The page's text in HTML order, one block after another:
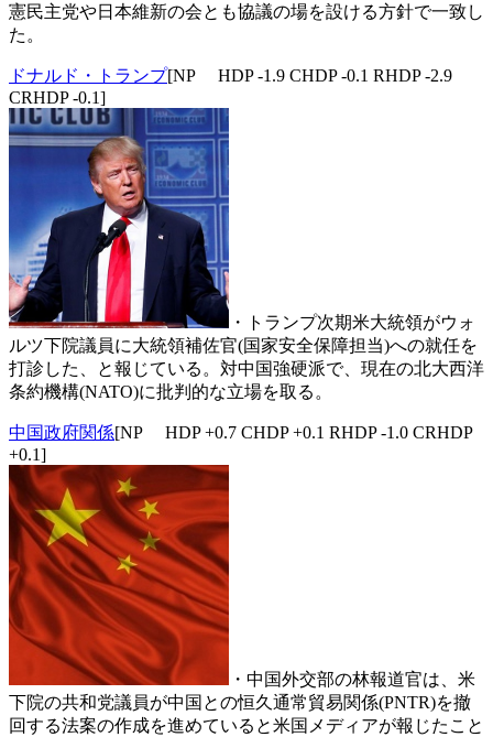
憲民主党や日本維新の会とも協議の場を設ける方針で一致し
た。
ドナルド・トランプ[NP HDP -1.9 CHDP -0.1 RHDP -2.9
CRHDP -0.1]
・トランプ次期米大統領がウォ
ルツ下院議員に大統領補佐官(国家安全保障担当)への就任を
打診した、と報じている。対中国強硬派で、現在の北大西洋
条約機構(NATO)に批判的な立場を取る。
中国政府関係[NP HDP +0.7 CHDP +0.1 RHDP -1.0 CRHDP
+0.1]
・中国外交部の林報道官は、米
下院の共和党議員が中国との恒久通常貿易関係(PNTR)を撤
回する法案の作成を進めていると米国メディアが報じたこと